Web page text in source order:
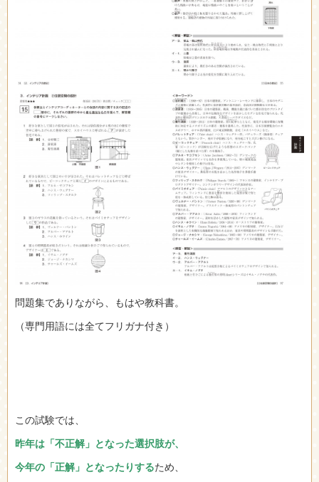
問題集でありながら、もはや教科書。
（専門用語には全てフリガナ付き）
この試験では、
昨年は「不正解」となった選択肢が、
今年の「正解」となったりするため、